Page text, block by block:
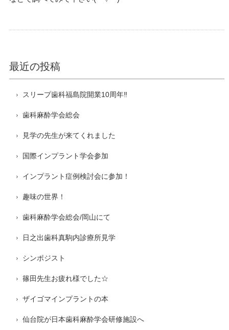
最近の投稿
スリープ歯科福島院開業10周年‼️
歯科麻酔学会総会
見学の先生が来てくれました
国際インプラント学会参加
インプラント症例検討会に参加！
趣味の世界！
歯科麻酔学会総会/岡山にて
日之出歯科真駒内診療所見学
シンポジスト
篠田先生お疲れ様でした☆
ザイゴマインプラントの本
仙台院が日本歯科麻酔学会研修施設へ